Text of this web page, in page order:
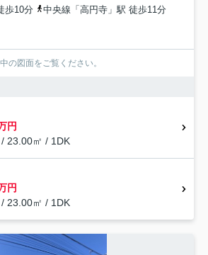
歩10分
中央線「高円寺」駅 徒歩11分
の図面をご覧ください。
円
23.00㎡ / 1DK
円
23.00㎡ / 1DK